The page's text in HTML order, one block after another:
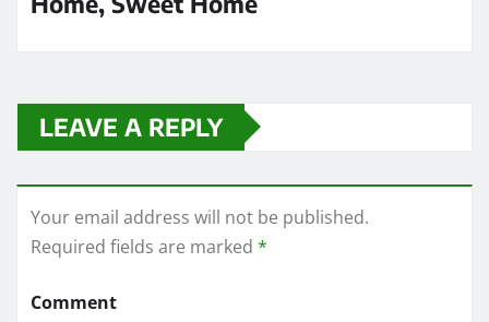
LEAVE A REPLY
Your email address will not be published.
Required fields are marked *
Comment